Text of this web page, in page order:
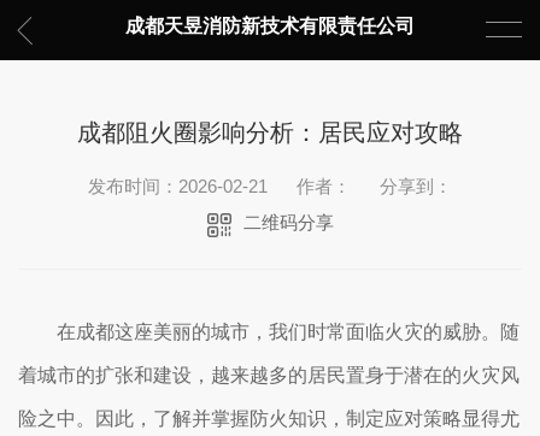
成都天昱消防新技术有限责任公司
成都阻火圈影响分析：居民应对攻略
发布时间：2026-02-21 作者：
分享到：
二维码分享
在成都这座美丽的城市，我们时常面临火灾的威胁。随
着城市的扩张和建设，越来越多的居民置身于潜在的火灾风
险之中。因此，了解并掌握防火知识，制定应对策略显得尤